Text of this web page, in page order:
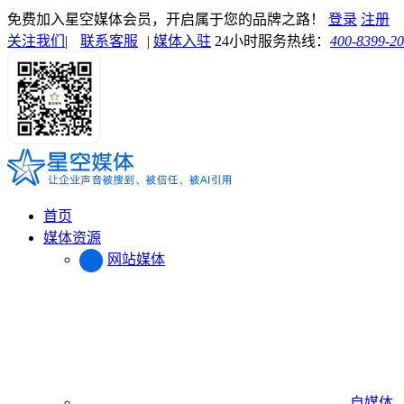
免费加入星空媒体会员，开启属于您的品牌之路！ 登录 注册
关注我们 | 联系客服 | 媒体入驻 24小时服务热线： 400-8399-
首页
媒体资源
网站媒体